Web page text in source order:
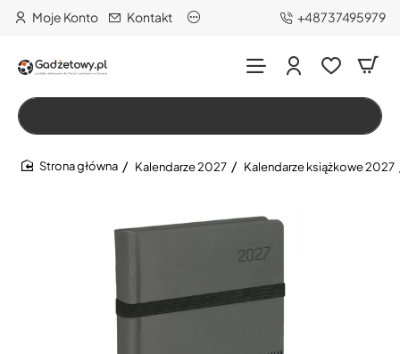
Moje Konto Kontakt +48737495979
Szukaj…
Kalendarze 2027 Kalendarze książkowe 2027